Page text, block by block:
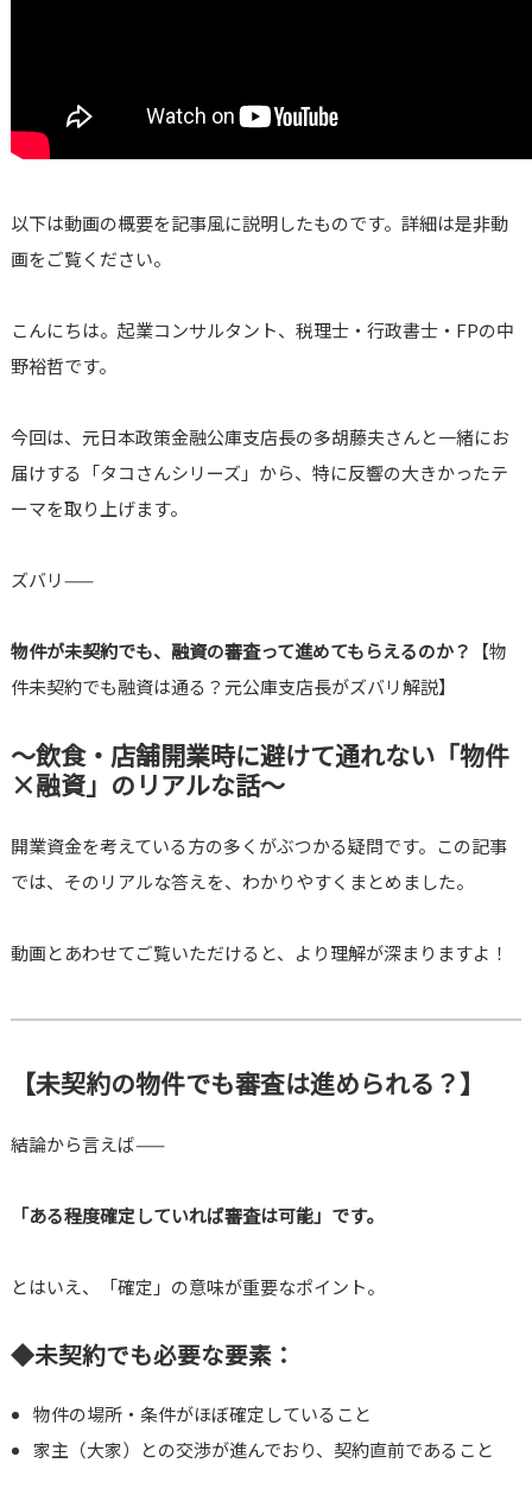
以下は動画の概要を記事風に説明したものです。詳細は是非動
画をご覧ください。
こんにちは。起業コンサルタント、税理士・行政書士・FPの中
野裕哲です。
今回は、元日本政策金融公庫支店長の多胡藤夫さんと一緒にお
届けする「タコさんシリーズ」から、特に反響の大きかったテ
ーマを取り上げます。
ズバリ——
物件が未契約でも、融資の審査って進めてもらえるのか？
【物
件未契約でも融資は通る？元公庫支店長がズバリ解説】
〜飲食・店舗開業時に避けて通れない「物件
×融資」のリアルな話〜
開業資金を考えている方の多くがぶつかる疑問です。この記事
では、そのリアルな答えを、わかりやすくまとめました。
動画とあわせてご覧いただけると、より理解が深まりますよ！
【未契約の物件でも審査は進められる？】
結論から言えば——
「ある程度確定していれば審査は可能」です。
とはいえ、「確定」の意味が重要なポイント。
◆未契約でも必要な要素：
物件の場所・条件がほぼ確定していること
家主（大家）との交渉が進んでおり、契約直前であること